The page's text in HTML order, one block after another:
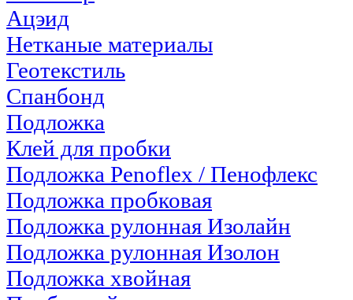
Ацэид
Нетканые материалы
Геотекстиль
Спанбонд
Подложка
Клей для пробки
Подложка Penoflex / Пенофлекс
Подложка пробковая
Подложка рулонная Изолайн
Подложка рулонная Изолон
Подложка хвойная